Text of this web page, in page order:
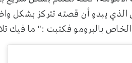
يبدو أن قصته تتركز بشكل
بالبرومو فكتبت :" ما فيك